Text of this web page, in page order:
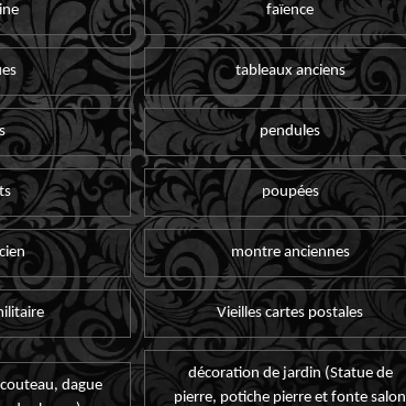
faïence
tableaux anciens
pendules
poupées
montre anciennes
Vieilles cartes postales
dague
décoration de jardin (Statue de
pierre, potiche pierre et fonte salon